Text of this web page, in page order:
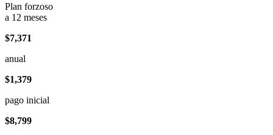
Plan forzoso
a 12 meses
$7,371
anual
$1,379
pago inicial
$8,799